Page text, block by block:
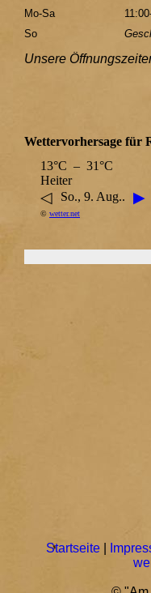
Mo-Sa
So
Unsere
Wettervorhersage für
13°C – 31°C
Heiter
◁ So., 9. Aug.. ▶
© wetter.net
Startseite|